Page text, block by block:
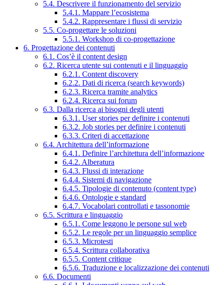
5.4. Descrivere il funzionamento del servizio
5.4.1. Mappare l’ecosistema
5.4.2. Rappresentare i flussi di servizio
5.5. Co-progettare le soluzioni
5.5.1. Workshop di co-progettazione
6. Progettazione dei contenuti
6.1. Cos’è il content design
6.2. Ricerca utente sui contenuti e il linguaggio
6.2.1. Content discovery
6.2.2. Dati di ricerca (search keywords)
6.2.3. Ricerca tramite analytics
6.2.4. Ricerca sui forum
6.3. Dalla ricerca ai bisogni degli utenti
6.3.1. User stories per definire i contenuti
6.3.2. Job stories per definire i contenuti
6.3.3. Criteri di accettazione
6.4. Architettura dell’informazione
6.4.1. Definire l’architettura dell’informazione
6.4.2. Alberatura
6.4.3. Flussi di interazione
6.4.4. Sistemi di navigazione
6.4.5. Tipologie di contenuto (content type)
6.4.6. Ontologie e standard
6.4.7. Vocabolari controllati e tassonomie
6.5. Scrittura e linguaggio
6.5.1. Come leggono le persone sul web
6.5.2. Le regole per un linguaggio semplice
6.5.3. Microtesti
6.5.4. Scrittura collaborativa
6.5.5. Content critique
6.5.6. Traduzione e localizzazione dei contenuti
6.6. Documenti